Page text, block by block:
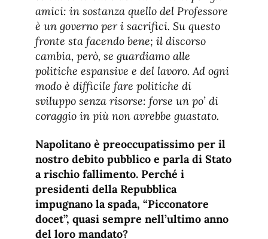
amici: in sostanza quello del Professore
è un governo per i sacrifici. Su questo
fronte sta facendo bene; il discorso
cambia, però, se guardiamo alle
politiche espansive e del lavoro. Ad ogni
modo è difficile fare politiche di
sviluppo senza risorse: forse un po’ di
coraggio in più non avrebbe guastato.
Napolitano è preoccupatissimo per il
nostro debito pubblico e parla di Stato
a rischio fallimento. Perché i
presidenti della Repubblica
impugnano la spada, “Picconatore
docet”, quasi sempre nell’ultimo anno
del loro mandato?